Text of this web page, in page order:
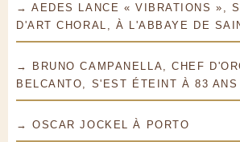
→ AEDES LANCE « VIBRATIONS »,
D'ART CHORAL, À L'ABBAYE DE
→ BRUNO CAMPANELLA, CHEF
BELCANTO, S'EST ÉTEINT À 83 ANS
→ OSCAR JOCKEL À PORTO